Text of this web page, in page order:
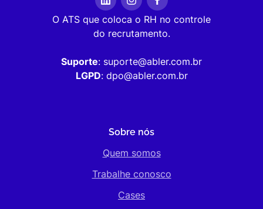
O ATS que coloca o RH no controle
do recrutamento.
Suporte: suporte@abler.com.br
LGPD: dpo@abler.com.br
Sobre nós
Quem somos
Trabalhe conosco
Cases